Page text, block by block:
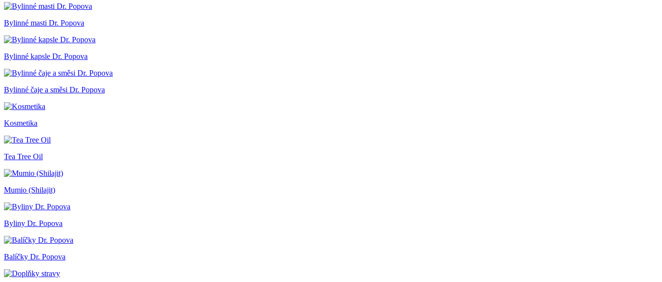
Bylinné masti Dr. Popova
Bylinné kapsle Dr. Popova
Bylinné čaje a směsi Dr. Popova
Kosmetika
Tea Tree Oil
Mumio (Shilajit)
Byliny Dr. Popova
Balíčky Dr. Popova